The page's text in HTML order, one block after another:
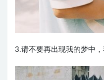
3.请不要再出现我的梦中